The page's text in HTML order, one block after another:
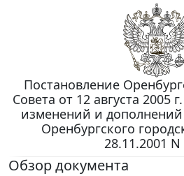
Постановление
Совета от 12 августа 2005
изменений и
Оренбургского
28.11.2001 N
Обзор документа